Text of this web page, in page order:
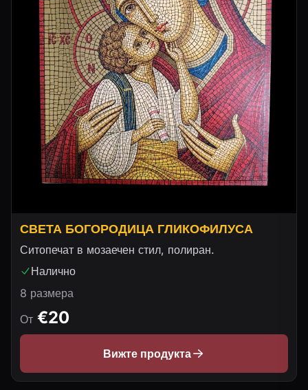
СВЕТА БОГОРОДИЦА ГЛИКОФИЛУСА
Ситопечат в мозаечен стил, полиран.
Налично
8 размера
От €20
Вижте продукта